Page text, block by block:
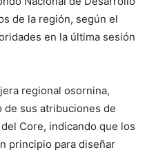
de la región, según el
en la última sesión
regional osornina,
de sus atribuciones de
Core, indicando que los
principio para diseñar